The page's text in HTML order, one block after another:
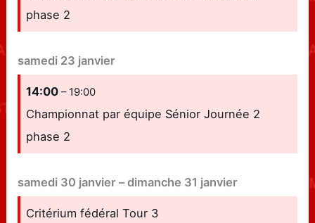
phase 2
samedi 23 janvier
14:00– 19:00
Championnat par équipe Sénior Journée 2
phase 2
samedi 30 janvier –dimanche 31 janvier
Critérium fédéral Tour 3